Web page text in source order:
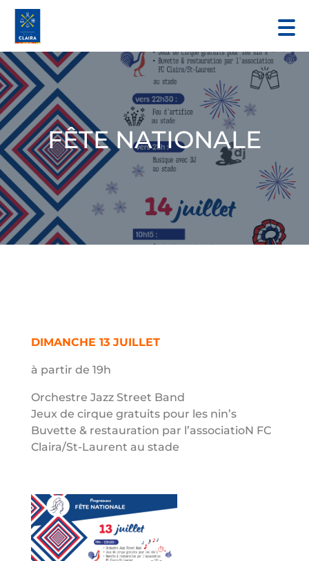
FÊTE NATIONALE
DIMANCHE 13 JUILLET
à partir de 19h
Orchestre Jazz Street Band
Jeux de cirque gratuits pour les nin’s
Buvette & restauration par l’associatioN FC
Claira/St-Laurent au stade